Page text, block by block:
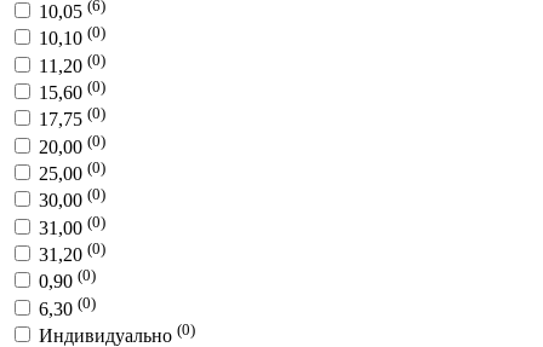
10,05 (6)
10,10 (0)
11,20 (0)
15,60 (0)
17,75 (0)
20,00 (0)
25,00 (0)
30,00 (0)
31,00 (0)
31,20 (0)
0,90 (0)
6,30 (0)
Индивидуально (0)